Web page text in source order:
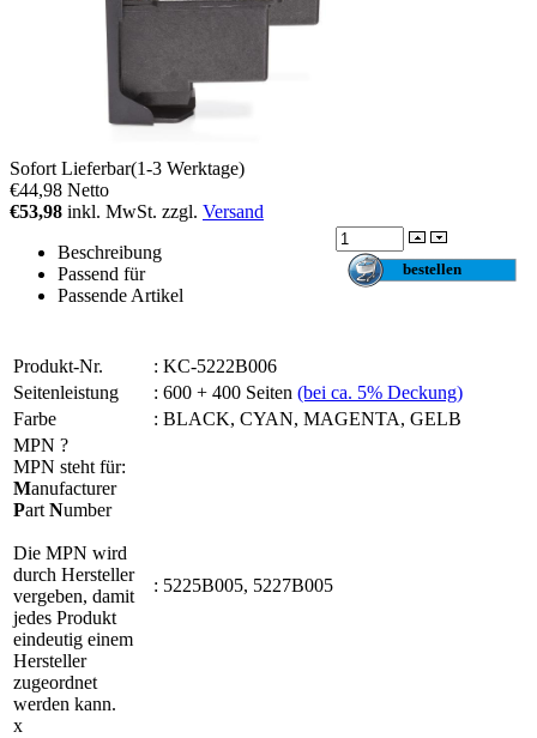
Sofort Lieferbar(1-3 Werktage)
€44,98 Netto
€53,98 inkl. MwSt. zzgl. Versand
Beschreibung
Passend für
Passende Artikel
Produkt-Nr. : KC-5222B006
Seitenleistung
: 600 + 400 Seiten (bei ca. 5% Deckung)
Farbe
: BLACK, CYAN, MAGENTA, GELB
MPN ?
MPN steht für:
Manufacturer
Part Number
Die MPN wird
durch Hersteller
vergeben, damit
jedes Produkt
eindeutig einem
Hersteller
zugeordnet
werden kann.
x
: 5225B005, 5227B005